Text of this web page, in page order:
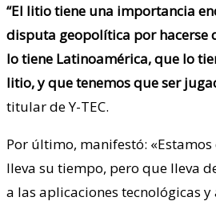
“El litio tiene una importancia
disputa geopolítica por hacerse
lo tiene Latinoamérica, que lo
litio, y que tenemos que ser
titular de Y-TEC.
Por último, manifestó:
lleva su tiempo, pero que lleva
a las aplicaciones tecnológicas